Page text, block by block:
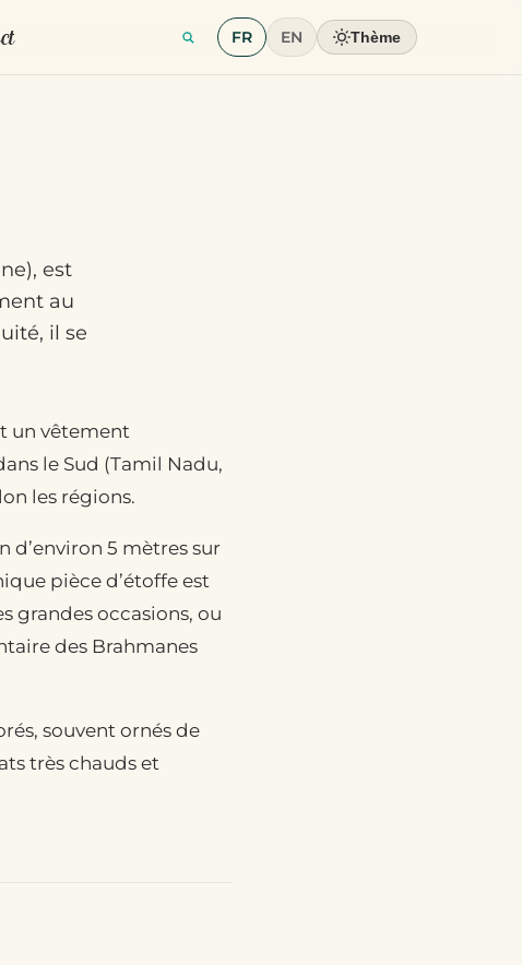
FR EN Thème
est
au
il se
un vêtement
le Sud (Tamil Nadu,
les régions.
d’environ 5 mètres sur
pièce d’étoffe est
grandes occasions, ou
des Brahmanes
souvent ornés de
très chauds et